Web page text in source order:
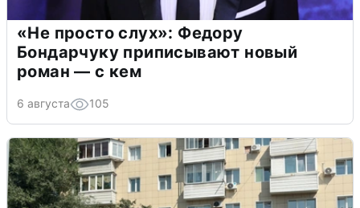
«Не просто слух»: Федору
Бондарчуку приписывают новый
роман — с кем
6 августа 105